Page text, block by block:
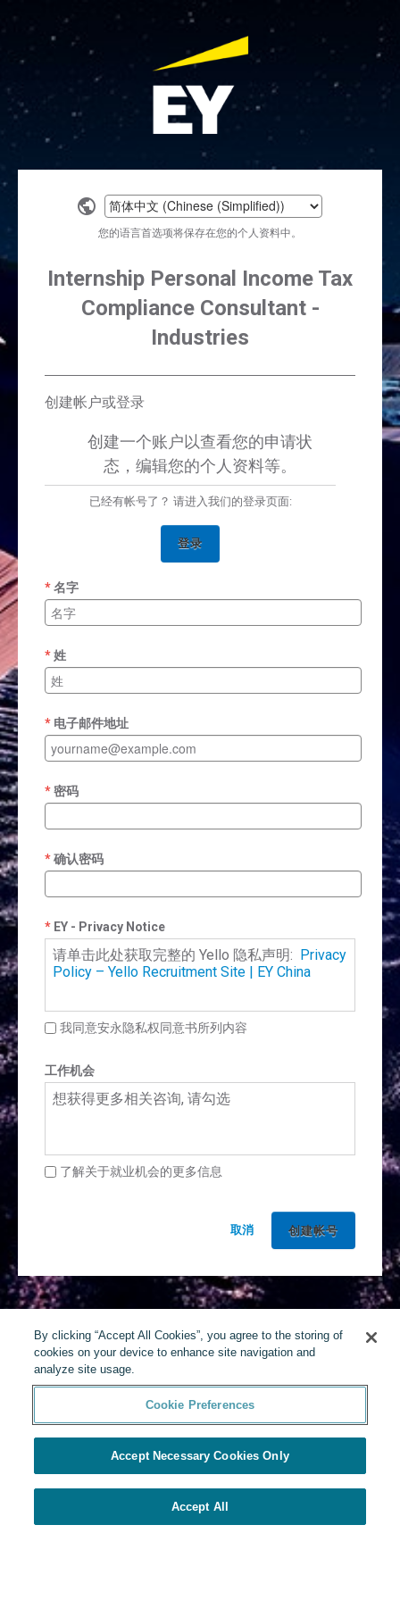
Select
language
您的语言首选项将保存在您的个人资料中。
Internship Personal Income Tax
Compliance Consultant -
Industries
创建帐户或登录
创建一个账户以查看您的申请状
态，编辑您的个人资料等。
已经有帐号了？ 请进入我们的登录页面:
登录
名字
姓
电子邮件地址
密码
确认密码
EY - Privacy Notice
请单击此处获取完整的 Yello 隐私声明: Privacy
Policy – Yello Recruitment Site | EY China
我同意安永隐私权同意书所列内容
工作机会
想获得更多相关咨询, 请勾选
了解关于就业机会的更多信息
取消
By clicking “Accept All Cookies”, you agree to the storing of
cookies on your device to enhance site navigation and
analyze site usage.
Cookie Preferences
Accept Necessary Cookies Only
Accept All